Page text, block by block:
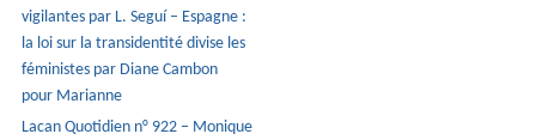
vigilantes par L. Seguí – Espagne :
la loi sur la transidentité divise les
féministes par Diane Cambon
pour Marianne
Lacan Quotidien n° 922 – Monique